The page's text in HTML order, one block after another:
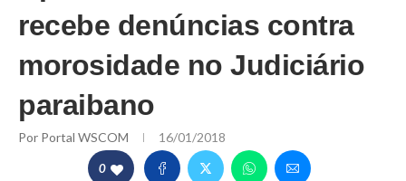
recebe denúncias contra
morosidade no Judiciário
paraibano
Por Portal WSCOM 16/01/2018
0